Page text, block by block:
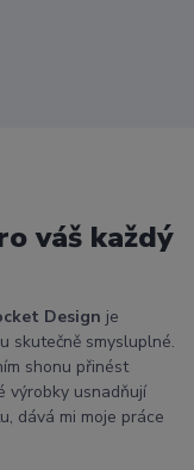
váš každý
Design je
skutečně smysluplné.
shonu přinést
výrobky usnadňují
dává mi moje práce